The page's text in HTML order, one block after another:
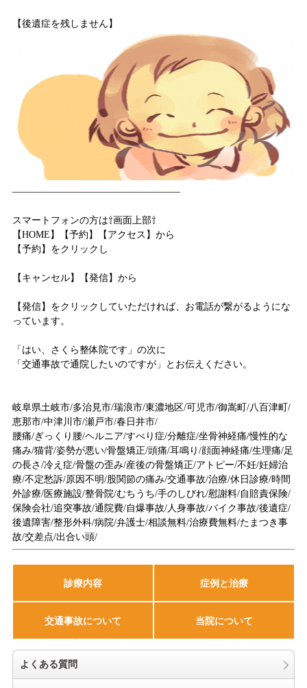
【後遺症を残しません】
—————————————————–
スマートフォンの方は⇧画面上部⇧
【HOME】【予約】【アクセス】から
【予約】をクリックし
【キャンセル】【発信】から
【発信】をクリックしていただければ、お電話が繋がるようにな
っています。
「はい、さくら整体院です」の次に
「交通事故で通院したいのですが」とお伝えください。
岐阜県土岐市/多治見市/瑞浪市/東濃地区/可児市/御嵩町/八百津町/
恵那市/中津川市/瀬戸市/春日井市/
腰痛/ぎっくり腰/ヘルニア/すべり症/分離症/坐骨神経痛/慢性的な
痛み/猫背/姿勢が悪い/骨盤矯正/頭痛/耳鳴り/顔面神経痛/生理痛/足
の長さ/冷え症/骨盤の歪み/産後の骨盤矯正/アトピー/不妊/妊婦治
療/不定愁訴/原因不明/股関節の痛み/交通事故/治療/休日診療/時間
外診療/医療施設/整骨院/むちうち/手のしびれ/慰謝料/自賠責保険/
保険会社/追突事故/通院費/自爆事故/人身事故/バイク事故/後遺症/
後遺障害/整形外科/病院/弁護士/相談無料/治療費無料/たまつき事
故/交差点/出合い頭/
診療内容 症例と治療
交通事故について 当院について
よくある質問